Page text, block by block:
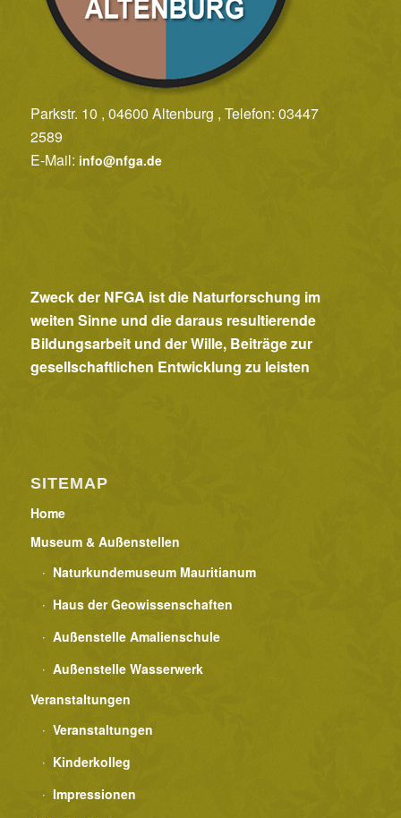
Parkstr. 10 , 04600 Altenburg , Telefon: 03447
2589
E-Mail: info@nfga.de
Zweck der NFGA ist die Naturforschung im
weiten Sinne und die daraus resultierende
Bildungsarbeit und der Wille, Beiträge zur
gesellschaftlichen Entwicklung zu leisten
SITEMAP
Home
Museum & Außenstellen
Naturkundemuseum Mauritianum
Haus der Geowissenschaften
Außenstelle Amalienschule
Außenstelle Wasserwerk
Veranstaltungen
Veranstaltungen
Kinderkolleg
Impressionen